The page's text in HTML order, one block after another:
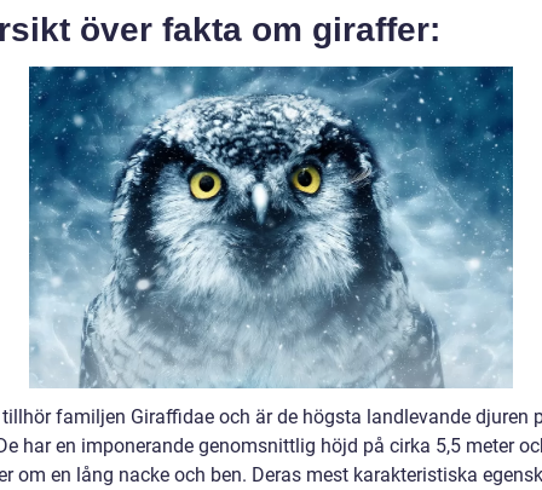
över fakta om giraffer:
familjen Giraffidae och är de högsta landlevande djuren
har en imponerande genomsnittlig höjd på cirka 5,5 meter
om en lång nacke och ben. Deras mest karakteristiska